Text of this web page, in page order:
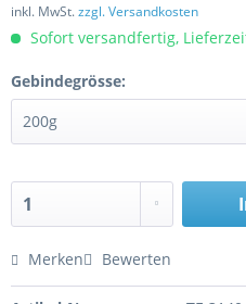
inkl. MwSt.zzgl. Versandkosten
Sofort versandfertig,
Gebindegrösse:
Merken Bewerten